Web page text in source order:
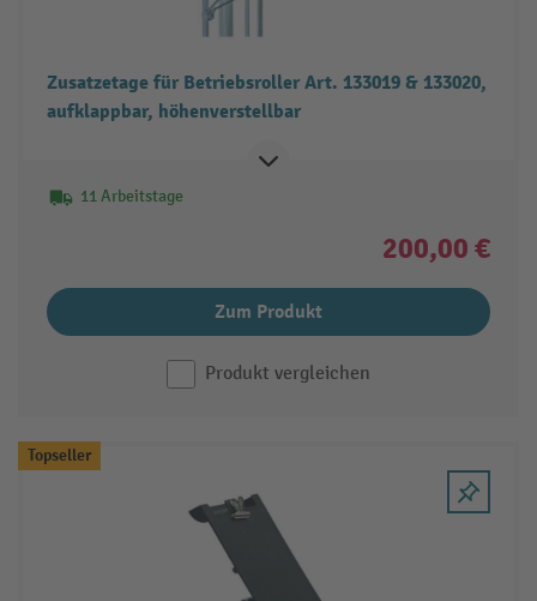
Zusatzetage für Betriebsroller Art. 133019 & 133020,
aufklappbar, höhenverstellbar
11 Arbeitstage
200,00 €
Zum Produkt
Produkt vergleichen
Topseller